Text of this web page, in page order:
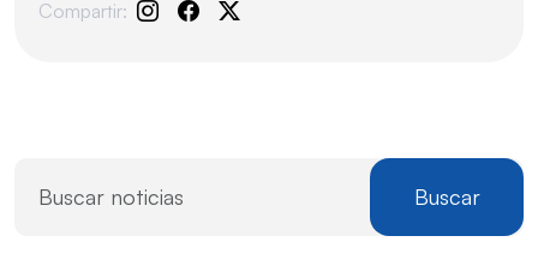
Compartir:
Buscar